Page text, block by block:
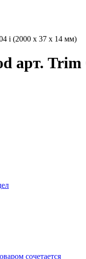
i (2000 х 37 х 14 мм)
арт. Trim